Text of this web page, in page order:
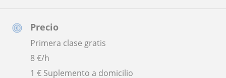
Precio
Primera clase gratis
8€/h
1 € Suplemento a domicilio